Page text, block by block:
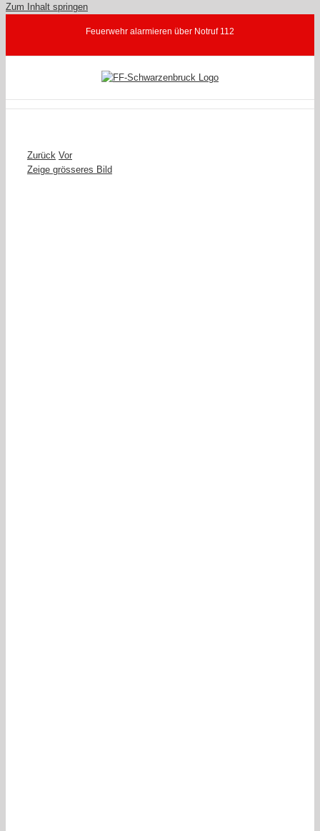
Zum Inhalt springen
Feuerwehr alarmieren über Notruf 112
Zurück Vor
Zeige grösseres Bild